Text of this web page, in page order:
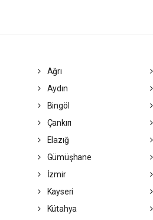
Ağrı
Aydın
Bingöl
Çankırı
Elazığ
Gümüşhane
İzmir
Kayseri
Kütahya